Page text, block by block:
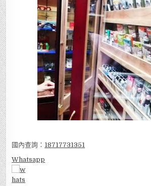
國內查詢： 18717731351
Whatsapp